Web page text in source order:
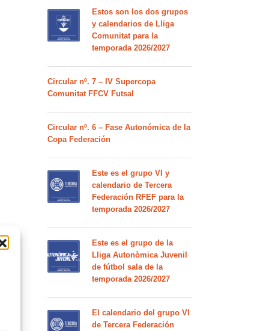
Estos son los dos grupos
y calendarios de Lliga
Comunitat para la
temporada 2026/2027
Circular nº. 7 – IV Supercopa
Comunitat FFCV Futsal
Circular nº. 6 – Fase Autonómica de la
Copa Federación
Este es el grupo VI y
calendario de Tercera
Federación RFEF para la
temporada 2026/2027
Este es el grupo de la
Lliga Autonòmica Juvenil
de fútbol sala de la
temporada 2026/2027
El calendario del grupo VI
de Tercera Federación